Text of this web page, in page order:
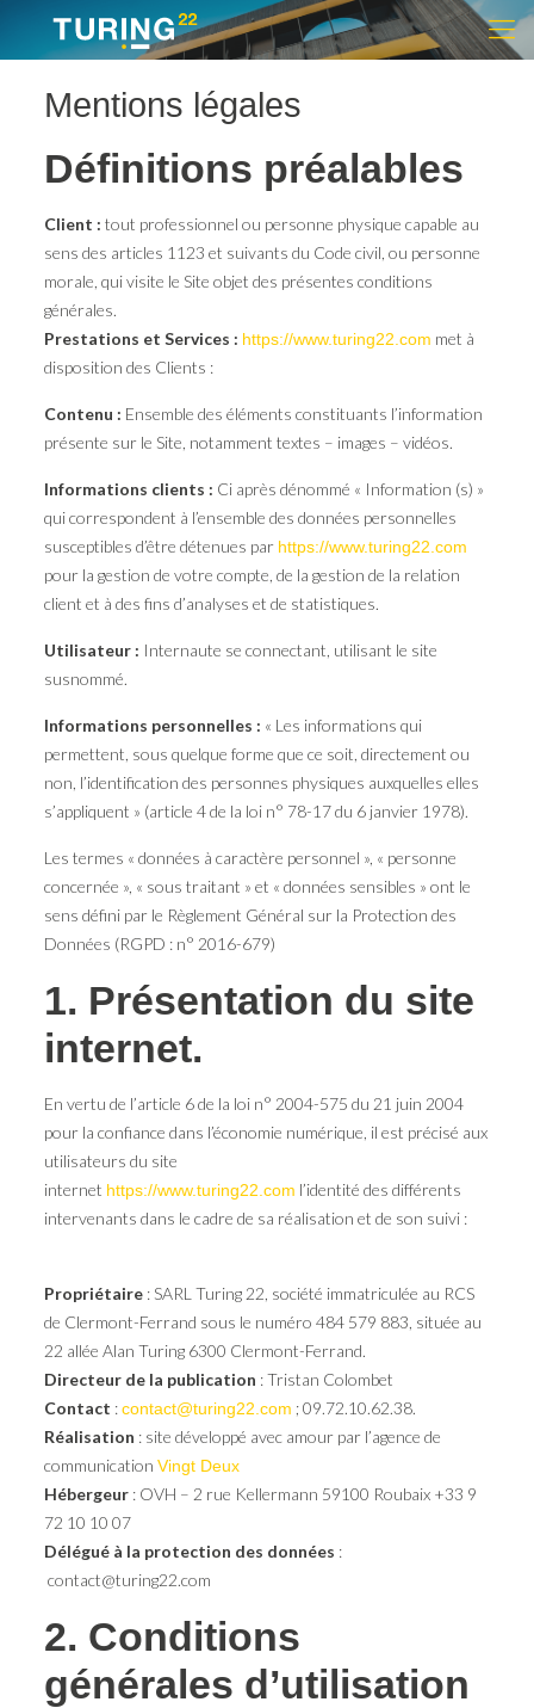
Mentions légales
Définitions préalables
Client : tout professionnel ou personne physique capable au
sens des articles 1123 et suivants du Code civil, ou personne
morale, qui visite le Site objet des présentes conditions
générales.
Prestations et Services : https://www.turing22.com met à
disposition des Clients :
Contenu : Ensemble des éléments constituants l’information
présente sur le Site, notamment textes – images – vidéos.
Informations clients : Ci après dénommé « Information (s) »
qui correspondent à l’ensemble des données personnelles
susceptibles d’être détenues par https://www.turing22.com
pour la gestion de votre compte, de la gestion de la relation
client et à des fins d’analyses et de statistiques.
Utilisateur : Internaute se connectant, utilisant le site
susnommé.
Informations personnelles : « Les informations qui
permettent, sous quelque forme que ce soit, directement ou
non, l’identification des personnes physiques auxquelles elles
s’appliquent » (article 4 de la loi n° 78-17 du 6 janvier 1978).
Les termes « données à caractère personnel », « personne
concernée », « sous traitant » et « données sensibles » ont le
sens défini par le Règlement Général sur la Protection des
Données (RGPD : n° 2016-679)
1. Présentation du site
internet.
En vertu de l’article 6 de la loi n° 2004-575 du 21 juin 2004
pour la confiance dans l’économie numérique, il est précisé aux
utilisateurs du site
internet https://www.turing22.com l’identité des différents
intervenants dans le cadre de sa réalisation et de son suivi :
Propriétaire: SARL Turing 22, société immatriculée au RCS
de Clermont-Ferrand sous le numéro 484 579 883, située au
22 allée Alan Turing 6300 Clermont-Ferrand.
Directeur de la publication : Tristan Colombet
Contact :contact@turing22.com ; 09.72.10.62.38.
Réalisation : site développé avec amour par l’agence de
communication Vingt Deux
Hébergeur: OVH – 2 rue Kellermann 59100 Roubaix +33 9
72 10 10 07
Délégué à la protection des données :
contact@turing22.com
2. Conditions
générales d’utilisation